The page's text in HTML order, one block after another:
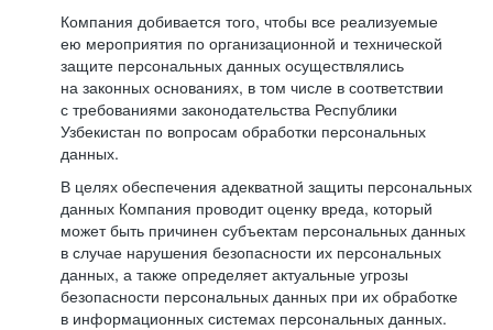
Компания добивается того, чтобы все реализуемые
ею мероприятия по организационной и технической
защите персональных данных осуществлялись
на законных основаниях, в том числе в соответствии
с требованиями законодательства Республики
Узбекистан по вопросам обработки персональных
данных.
В целях обеспечения адекватной защиты персональных
данных Компания проводит оценку вреда, который
может быть причинен субъектам персональных данных
в случае нарушения безопасности их персональных
данных, а также определяет актуальные угрозы
безопасности персональных данных при их обработке
в информационных системах персональных данных.